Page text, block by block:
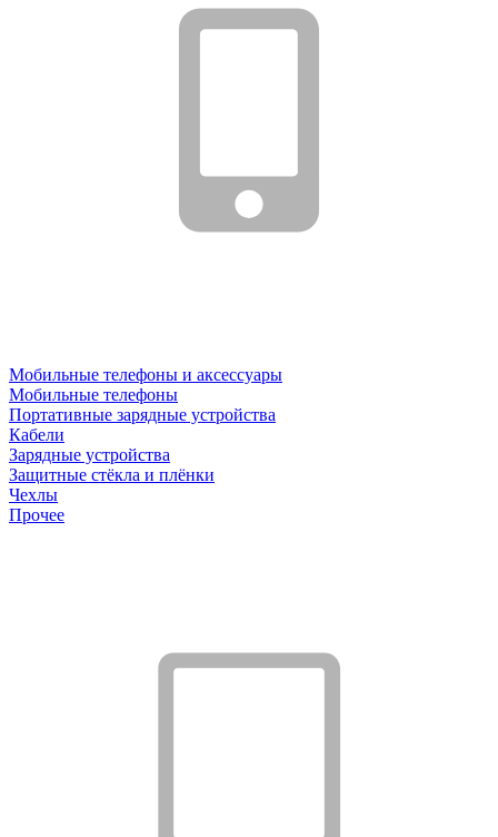
Мобильные телефоны и аксессуары
Мобильные телефоны
Портативные зарядные устройства
Кабели
Зарядные устройства
Защитные стёкла и плёнки
Чехлы
Прочее